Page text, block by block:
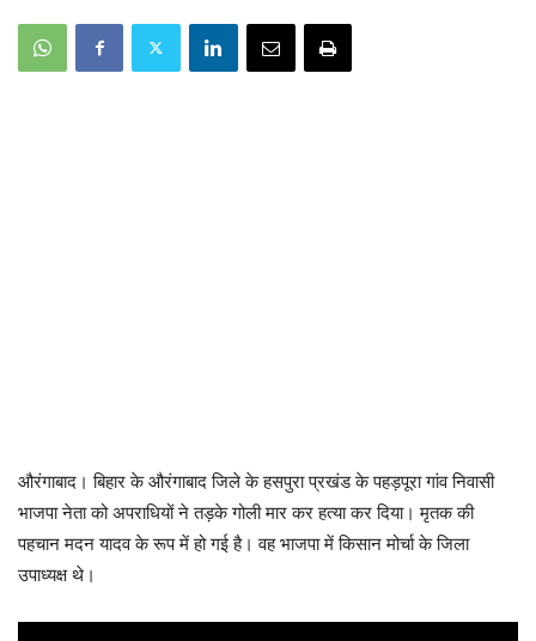
औरंगाबाद। बिहार के औरंगाबाद जिले के हसपुरा प्रखंड के पहड़पूरा गांव निवासी
भाजपा नेता को अपराधियों ने तड़के गोली मार कर हत्या कर दिया। मृतक की
पहचान मदन यादव के रूप में हो गई है। वह भाजपा में किसान मोर्चा के जिला
उपाध्यक्ष थे।